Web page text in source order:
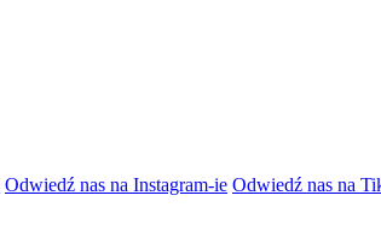
Odwiedź nas na Instagram-ie Odwiedź nas na